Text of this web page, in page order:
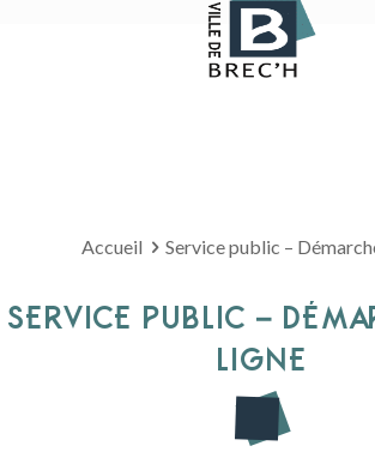
Accueil Service public –
SERVICE PUBLIC –
LIGNE